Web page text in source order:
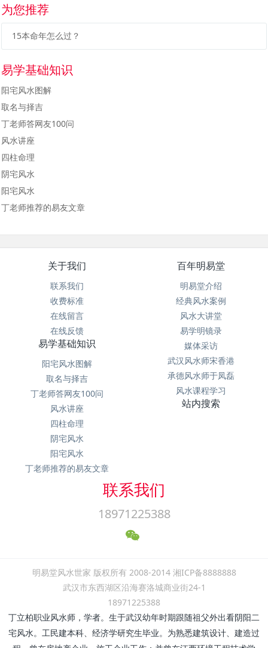
为您推荐
15本命年怎么过？
易学基础知识
阳宅风水图解
取名与择吉
丁老师答网友100问
风水讲座
四柱命理
阴宅风水
阳宅风水
丁老师推荐的易友文章
关于我们
联系我们
收费标准
在线留言
在线反馈
百年明易堂
明易堂介绍
经典风水案例
风水大讲堂
易学明镜录
媒体采访
武汉风水师宋香港
承德风水师于凤磊
风水课程学习
易学基础知识
阳宅风水图解
取名与择吉
丁老师答网友100问
风水讲座
四柱命理
阴宅风水
阳宅风水
丁老师推荐的易友文章
站内搜索
联系我们
18971225388
明易堂风水世家 版权所有 2008-2014 湘ICP备8888888
武汉市东西湖区沿海赛洛城商业街24-1
18971225388
丁立柏职业风水师，学者。生于武汉幼年时期跟随祖父外出看阴阳二
宅风水。工民建本科、经济学研究生毕业。为熟悉建筑设计、建造过